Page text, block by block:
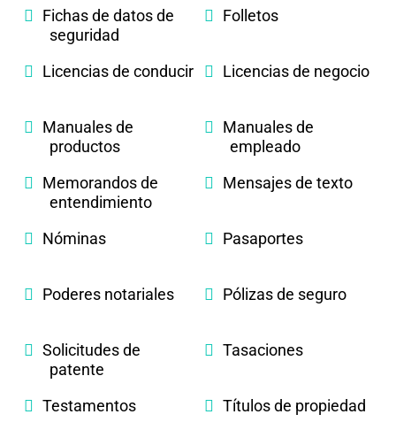
Fichas de datos de
seguridad
Folletos
Licencias de conducir Licencias de negocio
Manuales de
productos
Manuales de
empleado
Memorandos de
entendimiento
Mensajes de texto
Nóminas Pasaportes
Poderes notariales Pólizas de seguro
Solicitudes de
patente
Tasaciones
Testamentos Títulos de propiedad